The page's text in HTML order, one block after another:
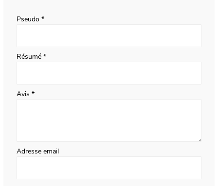
Pseudo
Résumé
Avis
Adresse email